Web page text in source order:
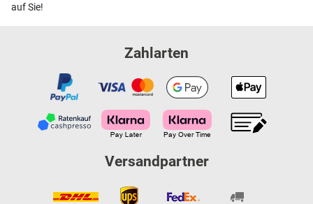
auf Sie!
Zahlarten
Versandpartner